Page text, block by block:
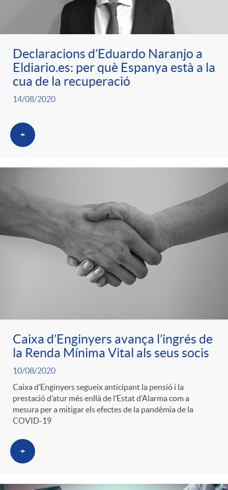
r
a
S
a
l
a
d
r
e
n
s
a
p
e
c
t
e
r
i
e
s
e
n
d
A
n
a
F
i
l
c
a
d
o
r
d
c
o
n
t
i
n
Declaracions d’Eduardo Naranjo a
Eldiario.es: per què Espanya està a la
cua de la recuperació
14/08/2020
+
Caixa d’Enginyers avança l’ingrés de
la Renda Mínima Vital als seus socis
10/08/2020
Caixa d’Enginyers segueix anticipant la pensió i la
prestació d’atur més enllà de l’Estat d’Alarma com a
mesura per a mitigar els efectes de la pandèmia de la
COVID-19
+